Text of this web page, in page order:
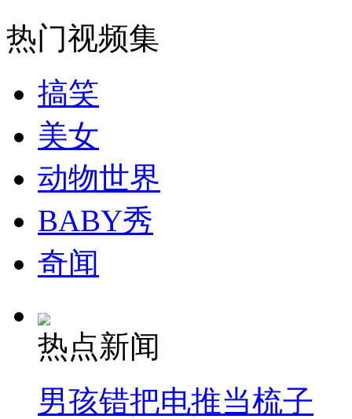
走！跟着总书记去植树
消防员救轻生者
司机酒驾遇交警 急速倒车逃窜
热门视频集
搞笑
美女
动物世界
BABY秀
奇闻
热点新闻
男孩错把电推当梳子